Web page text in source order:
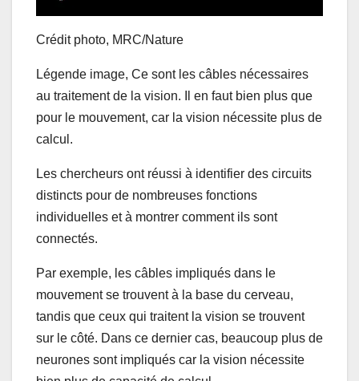
Crédit photo, MRC/Nature
Légende image, Ce sont les câbles nécessaires
au traitement de la vision. Il en faut bien plus que
pour le mouvement, car la vision nécessite plus de
calcul.
Les chercheurs ont réussi à identifier des circuits
distincts pour de nombreuses fonctions
individuelles et à montrer comment ils sont
connectés.
Par exemple, les câbles impliqués dans le
mouvement se trouvent à la base du cerveau,
tandis que ceux qui traitent la vision se trouvent
sur le côté. Dans ce dernier cas, beaucoup plus de
neurones sont impliqués car la vision nécessite